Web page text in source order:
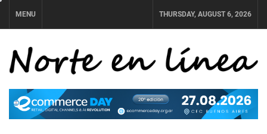
Skip
to
content
MENU THURSDAY, AUGUST 6, 2026
NORTE EN LÍNEA